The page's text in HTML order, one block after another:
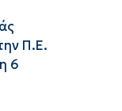
Π.Ε.
6